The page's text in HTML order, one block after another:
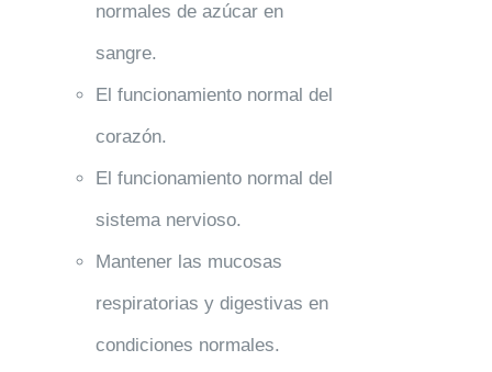
normales de azúcar en
sangre.
El funcionamiento normal del
corazón.
El funcionamiento normal del
sistema nervioso.
Mantener las mucosas
respiratorias y digestivas en
condiciones normales.